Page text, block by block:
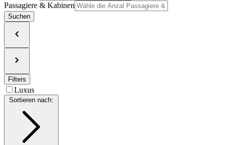
Passagiere & Kabinen
Suchen
Filters
Luxus
Sortieren nach